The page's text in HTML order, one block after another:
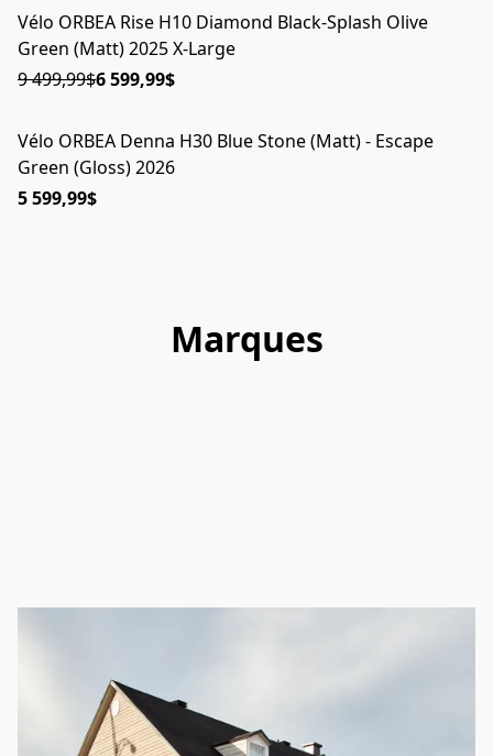
EN PROMO
Vélo ORBEA Rise H10 Diamond Black-Splash Olive
Green (Matt) 2025 X-Large
9 499,99$6 599,99$
ÉPUISÉ
Vélo ORBEA Denna H30 Blue Stone (Matt) - Escape
Green (Gloss) 2026
5 599,99$
Marques